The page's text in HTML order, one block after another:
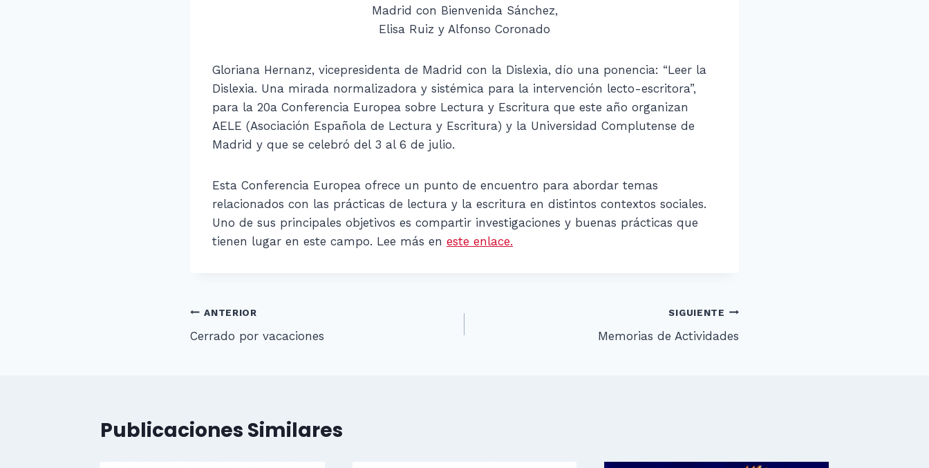
Madrid con Bienvenida Sánchez,
Elisa Ruiz y Alfonso Coronado
Gloriana Hernanz, vicepresidenta de Madrid con la Dislexia, dío una ponencia: “Leer la
Dislexia. Una mirada normalizadora y sistémica para la intervención lecto-escritora”,
para la 20a Conferencia Europea sobre Lectura y Escritura que este año organizan
AELE (Asociación Española de Lectura y Escritura) y la Universidad Complutense de
Madrid y que se celebró del 3 al 6 de julio.
Esta Conferencia Europea ofrece un punto de encuentro para abordar temas
relacionados con las prácticas de lectura y la escritura en distintos contextos sociales.
Uno de sus principales objetivos es compartir investigaciones y buenas prácticas que
tienen lugar en este campo. Lee más en este enlace.
Navegación
de
ANTERIOR
Cerrado por vacaciones
SIGUIENTE
Memorias de Actividades
Publicaciones Similares